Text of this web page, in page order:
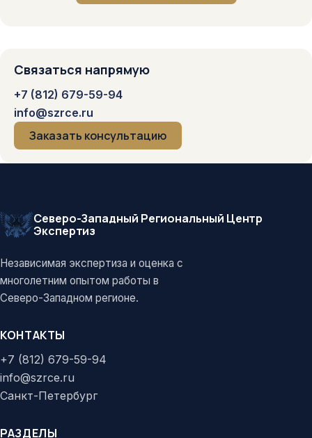
Связаться напрямую
+7 (812) 679-59-94
info@szrce.ru
Заказать консультацию
Северо-Западный Региональный Центр
Экспертиз
Независимая экспертиза и оценка с
многолетним опытом работы в
Северо-Западном регионе.
КОНТАКТЫ
+7 (812) 679-59-94
info@szrce.ru
Санкт-Петербург
РАЗДЕЛЫ